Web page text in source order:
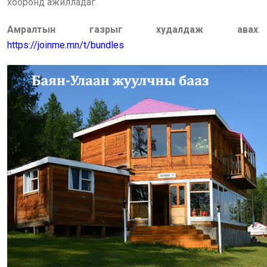
Амралтын газрыг худалдаж авах:
https://joinme.mn/t/bundles